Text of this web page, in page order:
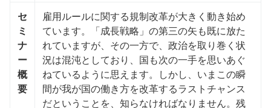
セ
ミ
ナ
ー
概
要
雇用ルールに関する規制改革が大きく動き始め
ています。「成長戦略」の第三の矢も既に放た
れていますが、その一方で、政治を取り巻く状
況は混沌としており、国も次の一手を思いあぐ
ねているように思えます。しかし、いまこの瞬
間が我が国の働き方を改革するラストチャンス
だということを、知らなければなりません。残